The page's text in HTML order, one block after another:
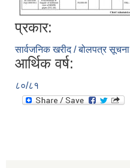
प्रकार:
सार्वजनिक खरीद / बोलपत्र सूचना
आर्थिक वर्ष:
८०/८१